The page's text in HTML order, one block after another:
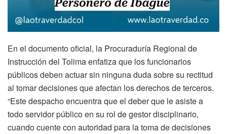
En el documento oficial, la Procuraduría Regional de
Instrucción del Tolima enfatiza que los funcionarios
públicos deben actuar sin ninguna duda sobre su rectitud
al tomar decisiones que afectan los derechos de terceros.
“Este despacho encuentra que el deber que le asiste a
todo servidor público en su rol de gestor disciplinario,
cuando cuente con autoridad para la toma de decisiones